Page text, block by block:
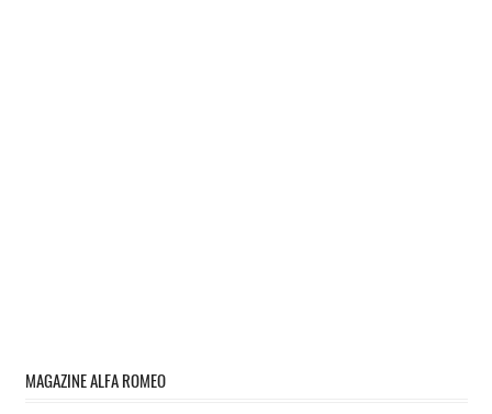
MAGAZINE ALFA ROMEO